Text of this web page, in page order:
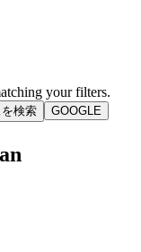
your filters.
検索 GOOGLE